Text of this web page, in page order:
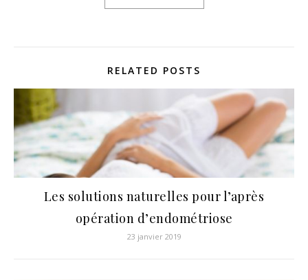
RELATED POSTS
Les solutions naturelles pour l’après
opération d’endométriose
23 janvier 2019